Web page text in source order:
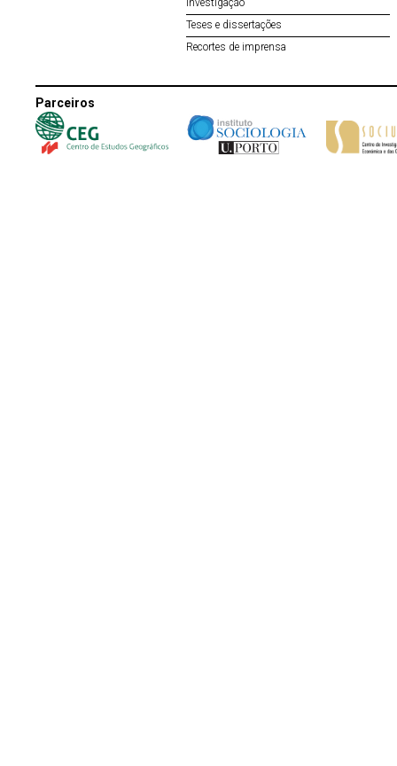
Investigação
Teses e dissertações
Recortes de imprensa
Parceiros